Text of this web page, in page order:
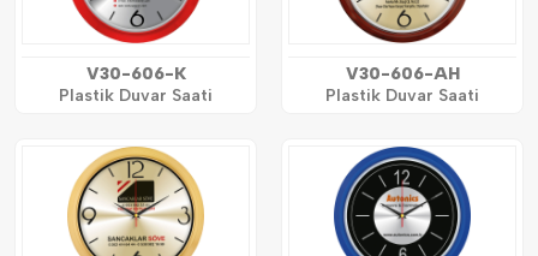
V30-606-K
Plastik Duvar Saati
V30-606-AH
Plastik Duvar Saati